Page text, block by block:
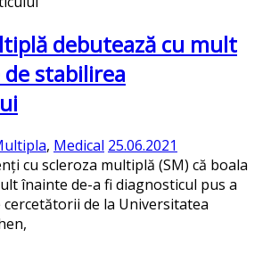
debutează cu mult
stabilirea
, Medical 25.06.2021
cu scleroza multiplă (SM) că boala
înainte de-a fi diagnosticul pus a
de la Universitatea